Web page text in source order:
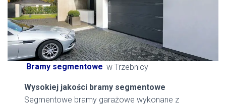
Bramy segmentowe w Trzebnicy
Wysokiej jakości bramy segmentowe
Segmentowe bramy garażowe wykonane z